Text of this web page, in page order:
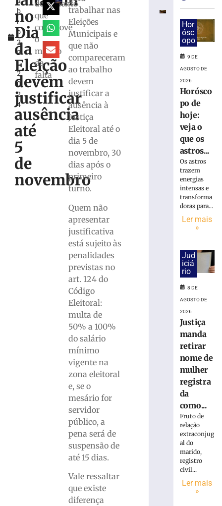
b
r
o
2
2
2
0
2
4
no
Dia
da
Eleição
devem
justificar
ausência
até
5
de
novembro
documento
que
comprove
o
motivo
da
falta
trabalhar nas
Eleições
Municipais e
que não
compareceram
ao trabalho
devem
justificar a
ausência à
Justiça
Eleitoral até o
dia 5 de
novembro, 30
dias após o
primeiro
turno.
Quem não
apresentar
justificativa
está sujeito às
penalidades
previstas no
art. 124 do
Código
Eleitoral:
multa de
50% a 100%
do salário
mínimo
vigente na
zona eleitoral
e, se o
mesário for
servidor
público, a
pena será de
suspensão de
até 15 dias.
Vale ressaltar
que existe
diferença
o
astros
reservam
para
domingo,
09/08
conselho
monitorar
eleições
TRE-
realiza
distribuição
18.860
urnas
eletrônicas
Hor
ósc
opo
9 DE
AGOSTO DE
2026
Horósco
po de
hoje:
veja o
que os
astros...
Os astros
trazem
energias
intensas e
transforma
doras para...
Ler mais
»
Jud
iciá
rio
8 DE
AGOSTO DE
2026
Justiça
manda
retirar
nome de
mulher
registra
da
como...
Fruto de
relação
extraconjug
al do
marido,
registro
civil...
Ler mais
»